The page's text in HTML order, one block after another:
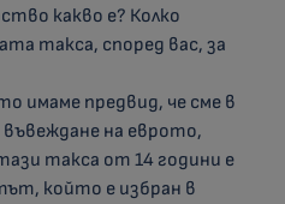
какво е? Колко
такса, според вас, за
имаме предвид, че сме в
въвеждане на еврото,
такса от 14 години е
който е избран в